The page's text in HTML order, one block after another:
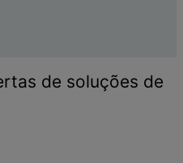
de soluções de